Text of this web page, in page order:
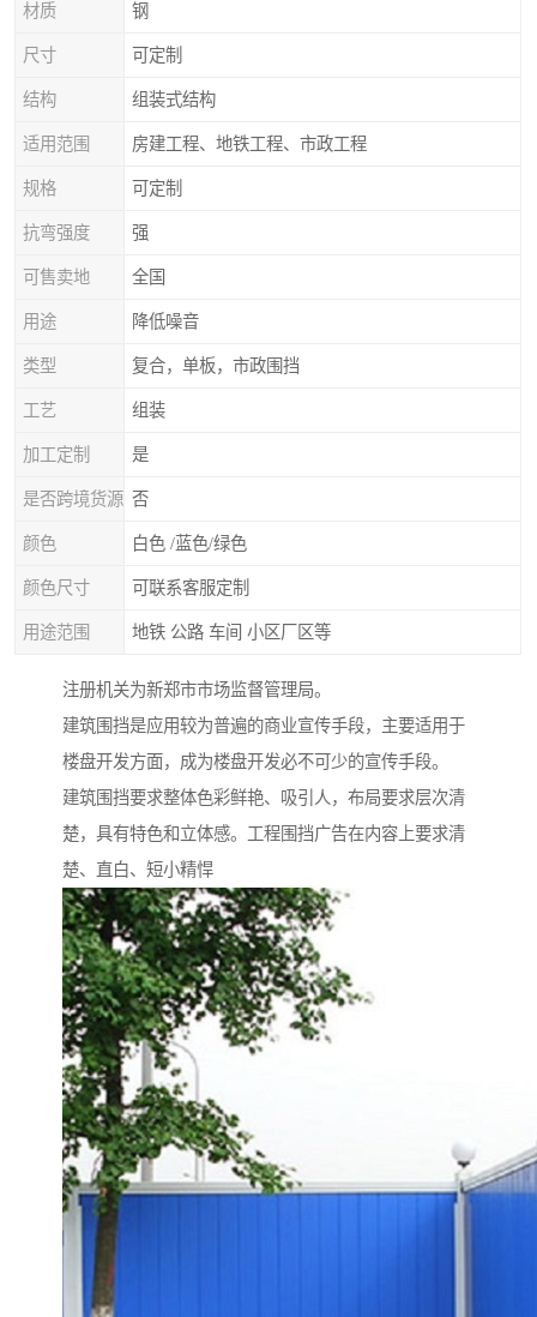
材质 钢
尺寸 可定制
结构 组装式结构
适用范围 房建工程、地铁工程、市政工程
规格 可定制
抗弯强度 强
可售卖地 全国
用途 降低噪音
类型 复合，单板，市政围挡
工艺 组装
加工定制 是
是否跨境货源 否
颜色 白色 /蓝色/绿色
颜色尺寸 可联系客服定制
用途范围 地铁 公路 车间 小区厂区等
注册机关为新郑市市场监督管理局。
建筑围挡是应用较为普遍的商业宣传手段，主要适用于
楼盘开发方面，成为楼盘开发必不可少的宣传手段。
建筑围挡要求整体色彩鲜艳、吸引人，布局要求层次清
楚，具有特色和立体感。工程围挡广告在内容上要求清
楚、直白、短小精悍